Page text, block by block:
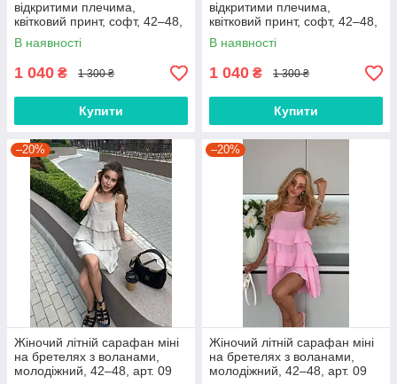
відкритими плечима,
квітковий принт, софт, 42–48,
арт. 038
В наявності
1 040 ₴ 1 300 ₴
Купити
відкритими плечима,
квітковий принт, софт, 42–48,
арт. 038
В наявності
1 040 ₴ 1 300 ₴
Купити
–20%
Жіночий літній сарафан міні
на бретелях з воланами,
молодіжний, 42–48, арт. 09
–20%
Жіночий літній сарафан міні
на бретелях з воланами,
молодіжний, 42–48, арт. 09